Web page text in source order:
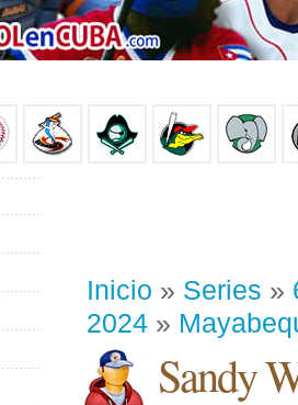
Inicio » Series »
2024 »
Sandy